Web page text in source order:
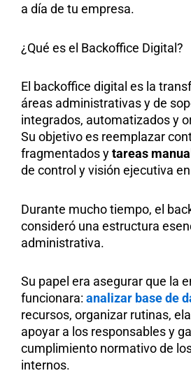
a día de tu empresa.
¿Qué es el Backoffice Digital?
El backoffice digital es la
áreas administrativas y de
integrados, automatizados y
Su objetivo es reemplazar
fragmentados ytareas
de control y visión ejecutiva
Durante mucho tiempo, el
consideró una estructura
administrativa.
Su papel era asegurar que la
funcionara: analizar base de
recursos, organizar rutinas,
apoyar a los responsables y
cumplimiento normativo de
internos.